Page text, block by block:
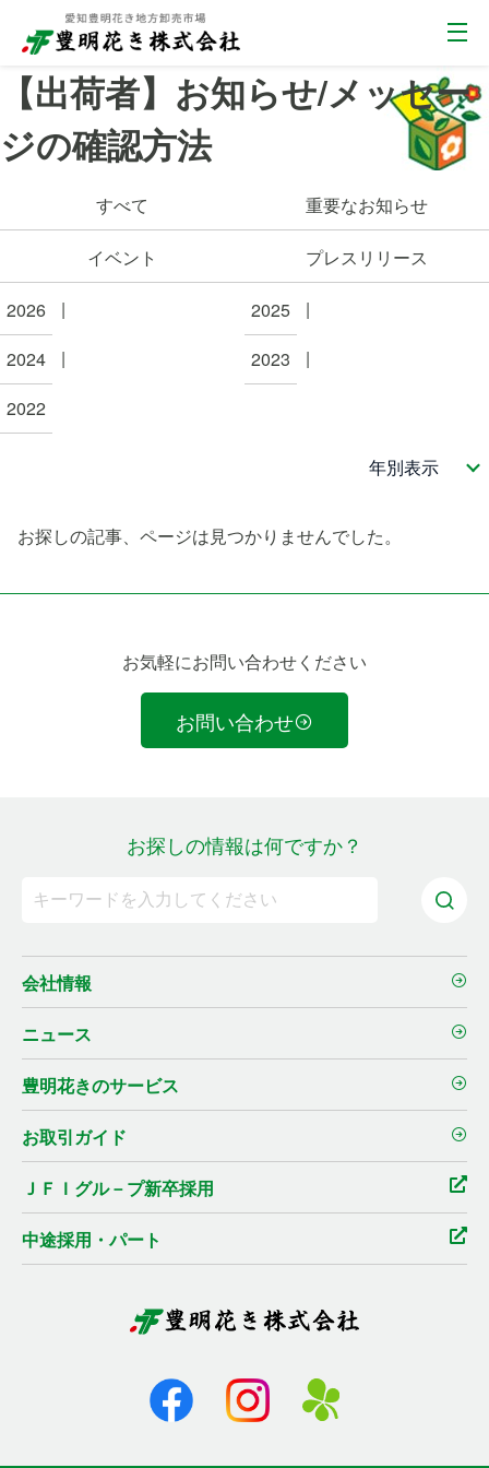
【出荷者】お知らせ/メッセー
ジの確認方法
すべて 重要なお知らせ
イベント プレスリリース
2026
2025
2024
2023
2022
お探しの記事、ページは見つかりませんでした。
お気軽にお問い合わせください
お問い合わせ
お探しの情報は何ですか？
会社情報
ニュース
豊明花きのサービス
お取引ガイド
ＪＦＩグル－プ新卒採用
中途採用・パート